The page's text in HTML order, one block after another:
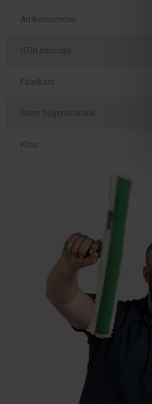
Artikelnummer
GTIN barcode
Fabrikant:
Soort hulpmateriaal
Kleur